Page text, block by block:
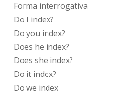
Forma interrogativa
Do I index?
Do you index?
Does he index?
Does she index?
Do it index?
Do we index